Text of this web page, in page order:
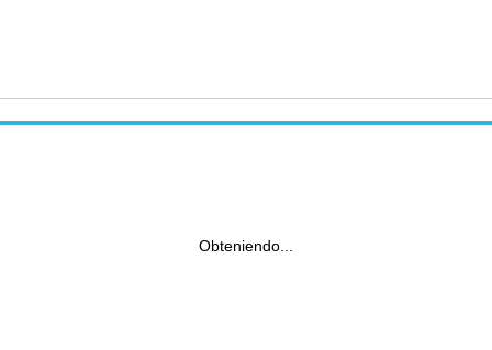
Obteniendo...